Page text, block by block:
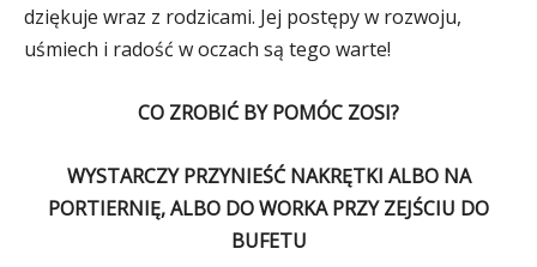
dziękuje wraz z rodzicami. Jej postępy w rozwoju,
uśmiech i radość w oczach są tego warte!
CO ZROBIĆ BY POMÓC ZOSI?
WYSTARCZY PRZYNIEŚĆ NAKRĘTKI ALBO NA
PORTIERNIĘ, ALBO DO WORKA PRZY ZEJŚCIU DO
BUFETU